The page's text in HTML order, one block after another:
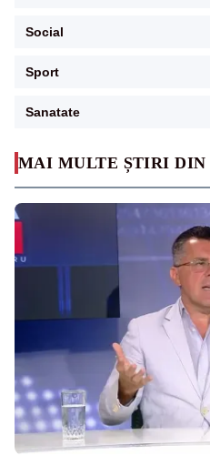
MAI MULTE ȘTIRI DIN
Social
Sport
Sanatate